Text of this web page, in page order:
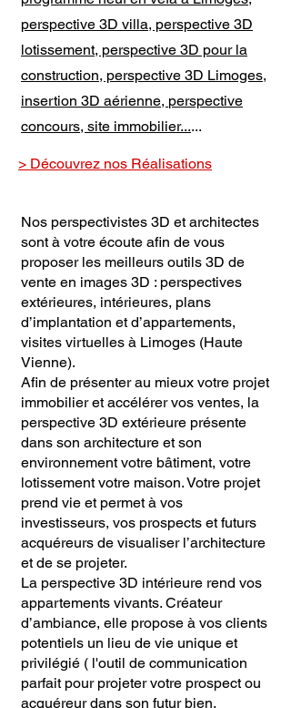
perspective 3D villa, perspective 3D
lotissement, perspective 3D pour la
construction, perspective 3D Limoges,
insertion 3D aérienne, perspective
concours, site immobilier......
> Découvrez nos Réalisations
Nos perspectivistes 3D et architectes
sont à votre écoute afin de vous
proposer les meilleurs outils 3D de
vente en images 3D : perspectives
extérieures, intérieures, plans
d’implantation et d’appartements,
visites virtuelles à Limoges (Haute
Vienne).
Afin de présenter au mieux votre projet
immobilier et accélérer vos ventes, la
perspective 3D extérieure présente
dans son architecture et son
environnement votre bâtiment, votre
lotissement votre maison. Votre projet
prend vie et permet à vos
investisseurs, vos prospects et futurs
acquéreurs de visualiser l’architecture
et de se projeter.
La perspective 3D intérieure rend vos
appartements vivants. Créateur
d’ambiance, elle propose à vos clients
potentiels un lieu de vie unique et
privilégié ( l'outil de communication
parfait pour projeter votre prospect ou
acquéreur dans son futur bien.